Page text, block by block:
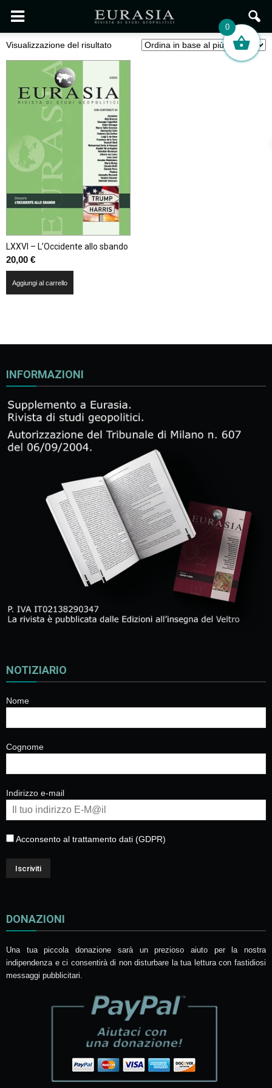
Visualizzazione del risultato
LXXVI – L’Occidente allo sbando
20,00 €
Aggiungi al carrello
INFORMAZIONI
NOTIZIARIO
Nome
Cognome
Indirizzo e-mail
Acconsento al trattamento dati (GDPR)
DONAZIONI
Una tua piccola donazione sarà un prezioso aiuto per la nostra
indipendenza e ci consentirà di non disturbare la tua lettura con fastidiosi
messaggi pubblicitari.
0